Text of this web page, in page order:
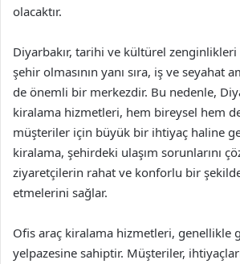
olacaktır.
Diyarbakır, tarihi ve kültürel
şehir olmasının yanı sıra, iş ve seyahat
de önemli bir merkezdir. Bu nedenle,
kiralama hizmetleri, hem bireysel hem
müşteriler için büyük bir ihtiyaç haline
kiralama, şehirdeki ulaşım sorunlarını
ziyaretçilerin rahat ve konforlu bir
etmelerini sağlar.
Ofis araç kiralama hizmetleri, genellikle
yelpazesine sahiptir. Müşteriler,